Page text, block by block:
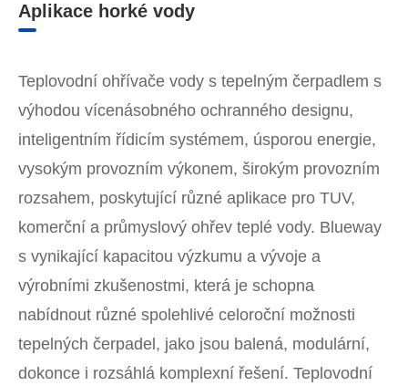
Aplikace horké vody
Teplovodní ohřívače vody s tepelným čerpadlem s
výhodou vícenásobného ochranného designu,
inteligentním řídicím systémem, úsporou energie,
vysokým provozním výkonem, širokým provozním
rozsahem, poskytující různé aplikace pro TUV,
komerční a průmyslový ohřev teplé vody. Blueway
s vynikající kapacitou výzkumu a vývoje a
výrobními zkušenostmi, která je schopna
nabídnout různé spolehlivé celoroční možnosti
tepelných čerpadel, jako jsou balená, modulární,
dokonce i rozsáhlá komplexní řešení. Teplovodní